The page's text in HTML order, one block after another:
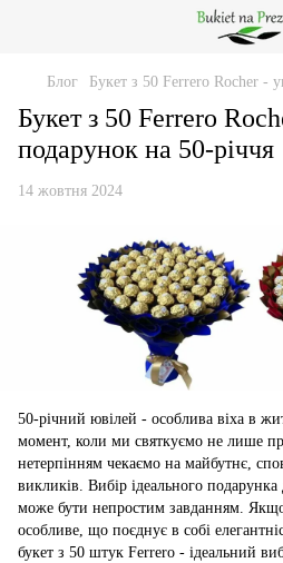
Блог Букет з 50 Ferrero Rocher -
Букет з 50 Ferrero
подарунок на 50-річчя
14 жовтня 2024
50-річний ювілей - особлива віха в
момент, коли ми святкуємо не лише
нетерпінням чекаємо на майбутнє,
викликів. Вибір ідеального подарунка
може бути непростим завданням.
особливе, що поєднує в собі
букет з 50 штук Ferrero - ідеальний